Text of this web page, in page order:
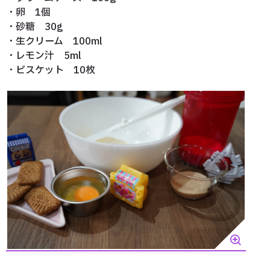
・卵 1個
・砂糖 30g
・生クリーム 100ml
・レモン汁 5ml
・ビスケット 10枚